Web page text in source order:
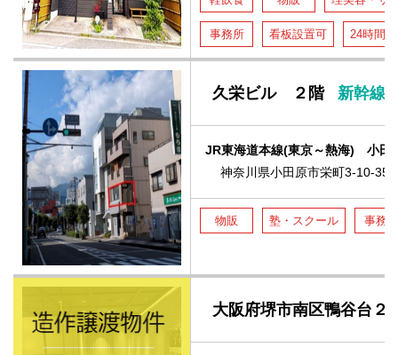
事務所 看板設置可 24時間
久栄ビル ２階 新幹線
JR東海道本線(東京～熱海) 小田
神奈川県小田原市栄町3-10-35
物販 塾・スクール 事務所
大阪府堺市南区鴨谷台